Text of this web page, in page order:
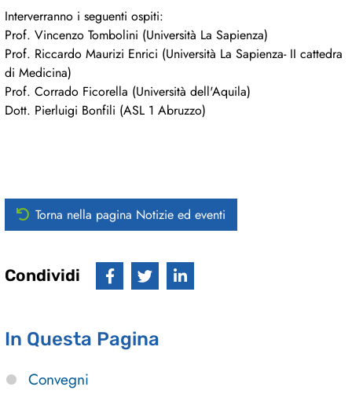
Interverranno i seguenti ospiti:
Prof. Vincenzo Tombolini (Università La Sapienza)
Prof. Riccardo Maurizi Enrici (Università La Sapienza- II cattedra
di Medicina)
Prof. Corrado Ficorella (Università dell'Aquila)
Dott. Pierluigi Bonfili (ASL 1 Abruzzo)
Torna nella pagina Notizie ed eventi
Condividi
In Questa Pagina
Convegni